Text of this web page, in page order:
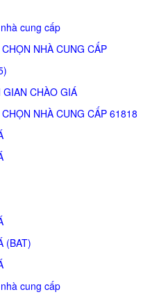
cung cấp
NHÀ CUNG CẤP
CHÀO GIÁ
NHÀ CUNG CẤP 61818
(BAT)
cung cấp